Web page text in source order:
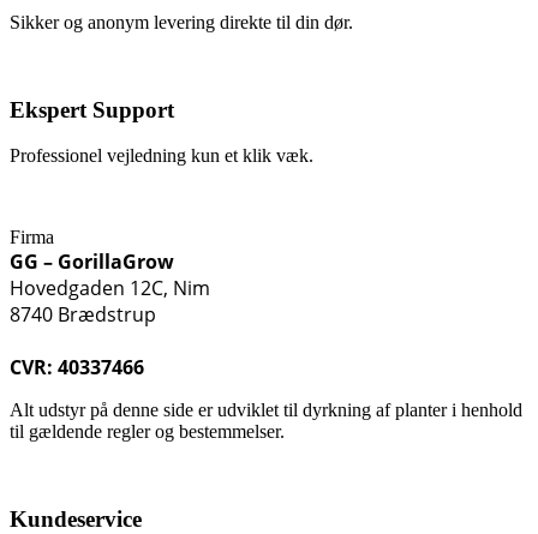
Sikker og anonym levering direkte til din dør.
Ekspert Support
Professionel vejledning kun et klik væk.
Firma
GG – GorillaGrow
Hovedgaden 12C, Nim
8740 Brædstrup
CVR: 40337466
Alt udstyr på denne side er udviklet til dyrkning af planter i henhold
til gældende regler og bestemmelser.
Kundeservice